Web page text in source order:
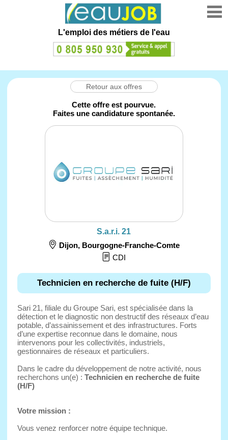
L'emploi des métiers de l'eau
Retour aux offres
Cette offre est pourvue.
Faites une candidature spontanée.
S.a.r.i. 21
Dijon, Bourgogne-Franche-Comte
CDI
Technicien en recherche de fuite (H/F)
Sari 21, filiale du Groupe Sari, est spécialisée dans la
détection et le diagnostic non destructif des réseaux d’eau
potable, d’assainissement et des infrastructures. Forts
d’une expertise reconnue dans le domaine, nous
intervenons pour les collectivités, industriels,
gestionnaires de réseaux et particuliers.
Dans le cadre du développement de notre activité, nous
recherchons un(e) : Technicien en recherche de fuite
(H/F)
Votre mission :
Vous venez renforcer notre équipe technique.